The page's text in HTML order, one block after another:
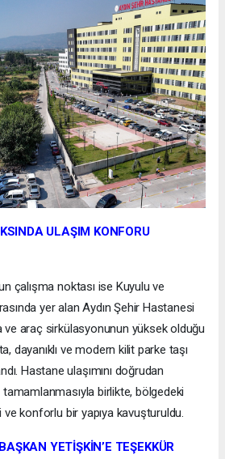
ULAŞIM KONFORU
çalışma noktası ise Kuyulu ve
yer alan Aydın Şehir Hastanesi
ve araç sirkülasyonunun yüksek olduğu
dayanıklı ve modern kilit parke taşı
Hastane ulaşımını doğrudan
birlikte, bölgedeki
ve konforlu bir yapıya kavuşturuldu.
YETİŞKİN’E TEŞEKKÜR